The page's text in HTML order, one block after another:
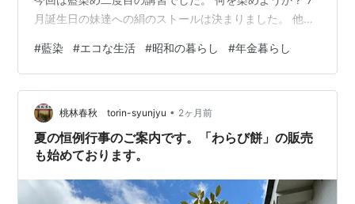
月誕生日の妹達への絹のストールは決まりました。 他に
めることにしました。 染め時間はとにかく慌ただしく、
染め付け前の染液しか撮れませんでしたが。 この染液に
生地を浸け、藍の色合いを作ります。 蓼藍の緑の葉から
このような色が生まれることの不思議にワクワクしま
す。 浸かっているときは緑がかっていますが、空気にふ
れて藍色に変わります → 藍で…
#藍染 #エコな生活 #昭和の暮らし #年金暮らし
桃林春秋 torin-syunjyu • 2ヶ月前
夏の恒例行事のご案内です。「わらび餅」の販売
も始めております。